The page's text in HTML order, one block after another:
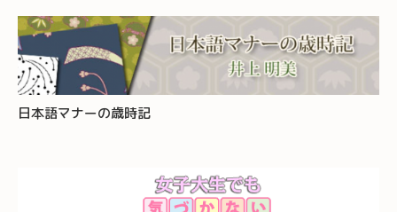
日本語マナーの歳時記